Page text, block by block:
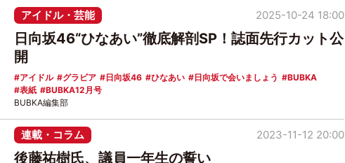
アイドル・芸能
日向坂46“ひなあい”徹底解剖SP！誌面先行カット公
開
アイドル グラビア 日向坂46 ひなあい 日向坂で会いましょう
BUBKA
表紙
BUBKA12月号
2025-10-24 18:00
BUBKA編集部
連載・コラム
後藤祐樹氏、議員一年生の誓い
2023-11-12 20:00